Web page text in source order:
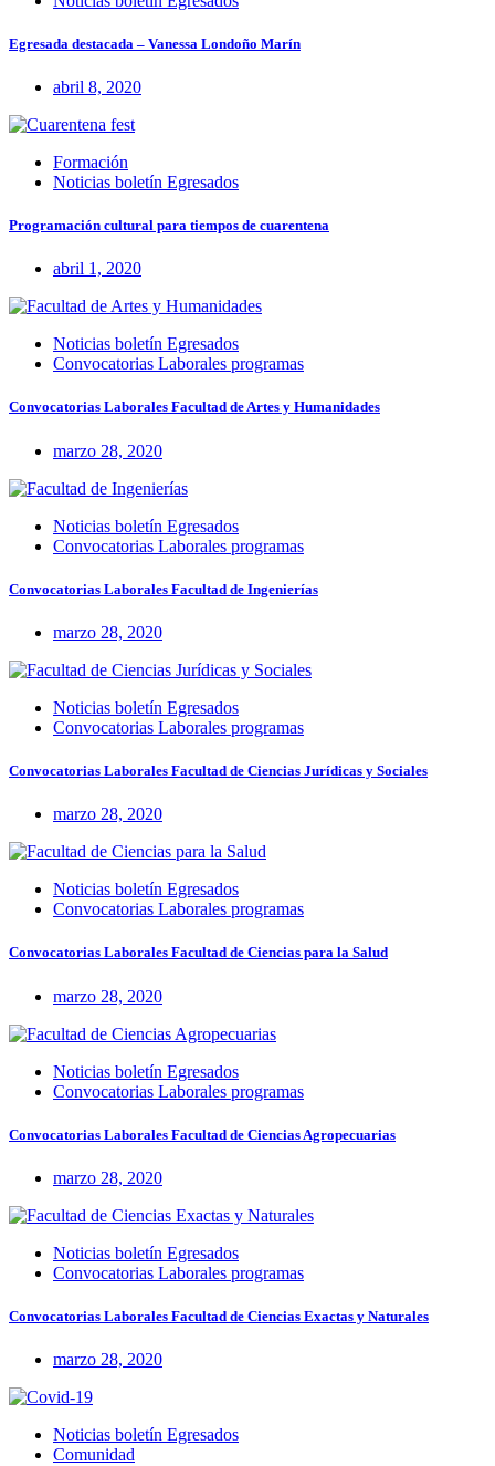
Egresada destacada – Vanessa Londoño Marín
abril 8, 2020
Formación
Noticias boletín Egresados
Programación cultural para tiempos de cuarentena
abril 1, 2020
Noticias boletín Egresados
Convocatorias Laborales programas
Convocatorias Laborales Facultad de Artes y Humanidades
marzo 28, 2020
Noticias boletín Egresados
Convocatorias Laborales programas
Convocatorias Laborales Facultad de Ingenierías
marzo 28, 2020
Noticias boletín Egresados
Convocatorias Laborales programas
Convocatorias Laborales Facultad de Ciencias Jurídicas y Sociales
marzo 28, 2020
Noticias boletín Egresados
Convocatorias Laborales programas
Convocatorias Laborales Facultad de Ciencias para la Salud
marzo 28, 2020
Noticias boletín Egresados
Convocatorias Laborales programas
Convocatorias Laborales Facultad de Ciencias Agropecuarias
marzo 28, 2020
Noticias boletín Egresados
Convocatorias Laborales programas
Convocatorias Laborales Facultad de Ciencias Exactas y Naturales
marzo 28, 2020
Noticias boletín Egresados
Comunidad